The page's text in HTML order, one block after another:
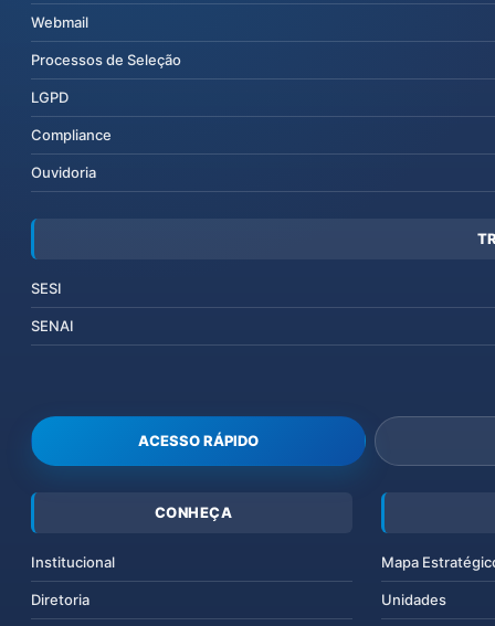
Webmail
Processos de Seleção
LGPD
Compliance
Ouvidoria
SESI
SENAI
ACESSO RÁPIDO
CONHEÇA
Institucional
Diretoria
Mapa
Unidades